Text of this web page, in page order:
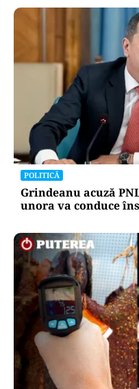
POLITICĂ
Grindeanu acuză
unora va conduce